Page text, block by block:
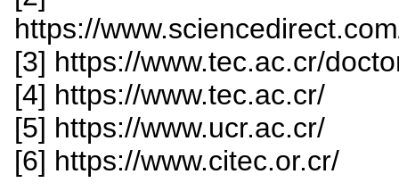
https://
[3] https://www.tec.ac.cr/
[4] https://www.tec.ac.cr/
[5] https://www.ucr.ac.cr/
[6] https://www.citec.or.cr/